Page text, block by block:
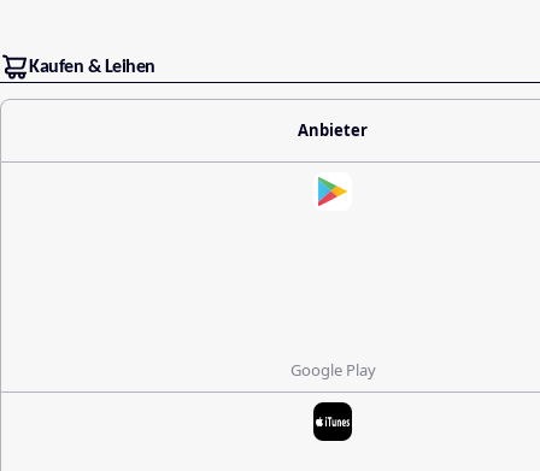
Kaufen & Leihen
Anbieter
Google Play